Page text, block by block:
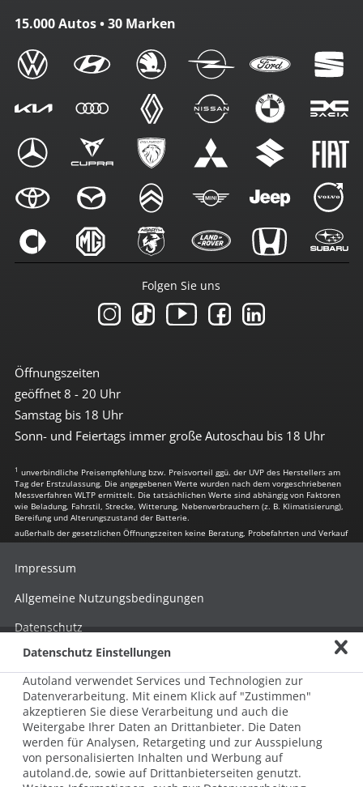
15.000 Autos • 30 Marken
Öffnungszeiten
geöffnet 8 - 20 Uhr
Samstag bis 18 Uhr
Sonn- und Feiertags immer große Autoschau bis 18 Uhr
Folgen Sie uns
1 unverbindliche Preisempfehlung bzw. Preisvorteil ggü. der UVP des Herstellers am
Tag der Erstzulassung. Die angegebenen Werte wurden nach dem vorgeschriebenen
Messverfahren WLTP ermittelt. Die tatsächlichen Werte sind abhängig von Faktoren
wie Beladung, Fahrstil, Strecke, Witterung, Nebenverbrauchern (z. B. Klimatisierung),
Bereifung und Alterungszustand der Batterie.
außerhalb der gesetzlichen Öffnungszeiten keine Beratung, Probefahrten und Verkauf
© 2026 AUTOLAND 24 SE & Co. Betriebs KG
Werner-von-Siemens-Str. 2, 06796 Brehna, Deutschland
Impressum
Allgemeine Nutzungsbedingungen
Datenschutz
Hinweisgebersystem nach HinSchG
Beschwerde nach LkSG
Grundsatzerklärung zum LkSG
Datenschutz Einstellungen
Autoland verwendet Services und Technologien zur
Datenverarbeitung. Mit einem Klick auf "Zustimmen"
akzeptieren Sie diese Verarbeitung und auch die
Weitergabe Ihrer Daten an Drittanbieter. Die Daten
werden für Analysen, Retargeting und zur Ausspielung
von personalisierten Inhalten und Werbung auf
autoland.de, sowie auf Drittanbieterseiten genutzt.